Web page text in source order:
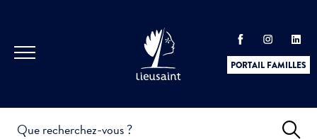
PORTAIL FAMILLES